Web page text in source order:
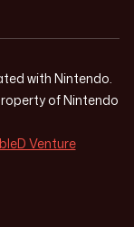
with Nintendo.
of Nintendo
Venture